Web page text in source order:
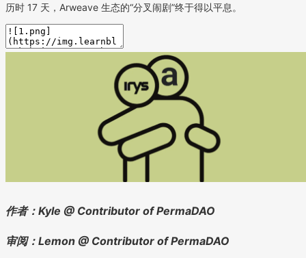
历时 17 天，Arweave 生态的“分叉闹剧”终于得以平息。
作者：Kyle @ Contributor of PermaDAO
审阅：Lemon @ Contributor of PermaDAO